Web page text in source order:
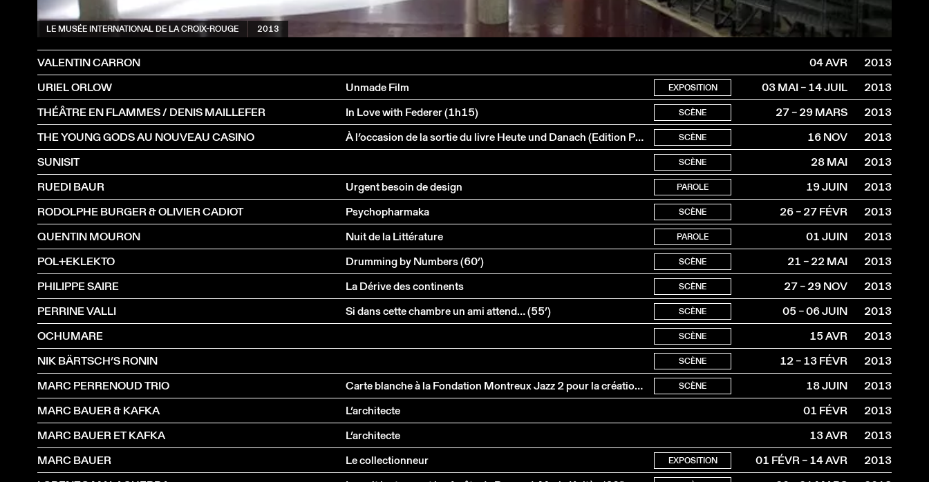
LE MUSÉE INTERNATIONAL DE LA CROIX-ROUGE 2013
VALENTIN CARRON 04 AVR
2013
URIEL ORLOW
Unmade Film EXPOSITION 03 MAI – 14 JUIL
2013
THÉÂTRE EN FLAMMES / DENIS MAILLEFER
In Love with Federer (1h15) SCÈNE 27 – 29 MARS
2013
THE YOUNG GODS AU NOUVEAU CASINO
À l’occasion de la sortie du livre Heute und Danach (Edition Patrick Frey) SCÈNE 16 NOV
2013
SUNISIT
SCÈNE 28 MAI
2013
RUEDI BAUR
Urgent besoin de design PAROLE 19 JUIN
2013
RODOLPHE BURGER & OLIVIER CADIOT
Psychopharmaka SCÈNE 26 – 27 FÉVR
2013
QUENTIN MOURON
Nuit de la Littérature PAROLE 01 JUIN
2013
POL+EKLEKTO
Drumming by Numbers (60’) SCÈNE 21 – 22 MAI
2013
PHILIPPE SAIRE
La Dérive des continents SCÈNE 27 – 29 NOV
2013
PERRINE VALLI
Si dans cette chambre un ami attend… (55’) SCÈNE 05 – 06 JUIN
2013
OCHUMARE
SCÈNE 15 AVR
2013
NIK BÄRTSCH’S RONIN
SCÈNE 12 – 13 FÉVR
2013
MARC PERRENOUD TRIO
Carte blanche à la Fondation Montreux Jazz 2 pour la création et l’échange culturel SCÈNE 18 JUIN
2013
MARC BAUER & KAFKA
L’architecte 01 FÉVR
2013
MARC BAUER ET KAFKA
L’architecte 13 AVR
2013
MARC BAUER
Le collectionneur EXPOSITION 01 FÉVR – 14 AVR
2013